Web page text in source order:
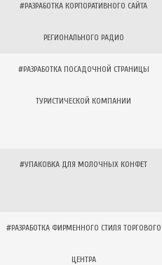
#РАЗРАБОТКА КОРПОРАТИВНОГО САЙТА
РЕГИОНАЛЬНОГО РАДИО
#РАЗРАБОТКА ПОСАДОЧНОЙ СТРАНИЦЫ
ТУРИСТИЧЕСКОЙ КОМПАНИИ
#УПАКОВКА ДЛЯ МОЛОЧНЫХ КОНФЕТ
#РАЗРАБОТКА ФИРМЕННОГО СТИЛЯ ТОРГОВОГО
ЦЕНТРА